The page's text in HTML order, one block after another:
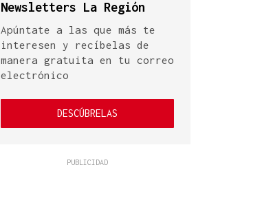
Newsletters La Región
Apúntate a las que más te
interesen y recíbelas de
manera gratuita en tu correo
electrónico
DESCÚBRELAS